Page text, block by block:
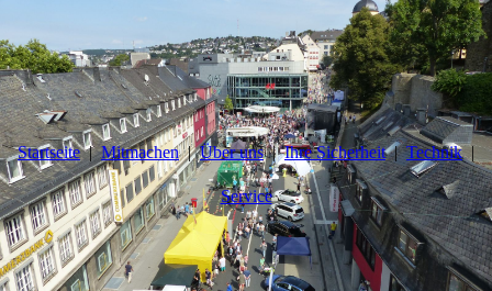
Startseite Mitmachen Über uns Ihre Sicherheit Technik
Service